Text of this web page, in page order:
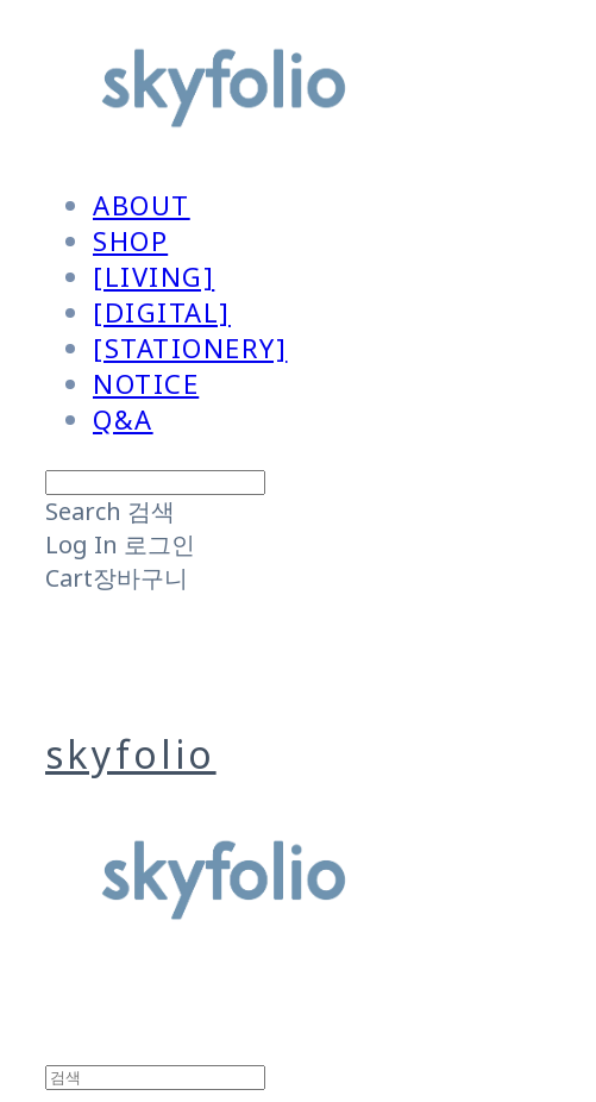
ABOUT
SHOP
[LIVING]
[DIGITAL]
[STATIONERY]
NOTICE
Q&A
Search 검색
Log In 로그인
Cart장바구니
skyfolio